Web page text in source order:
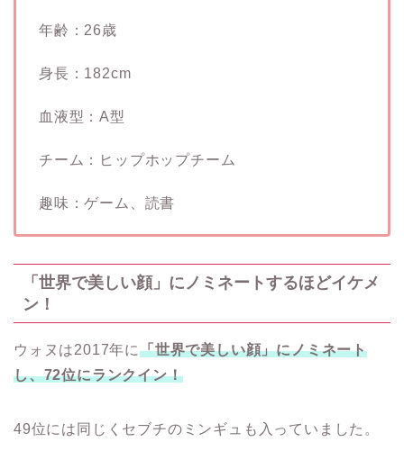
年齢：26歳
身長：182cm
血液型：A型
チーム：ヒップホップチーム
趣味：ゲーム、読書
「世界で美しい顔」にノミネートするほどイケメ
ン！
ウォヌは2017年に「世界で美しい顔」にノミネート
し、72位にランクイン！
49位には同じくセブチのミンギュも入っていました。